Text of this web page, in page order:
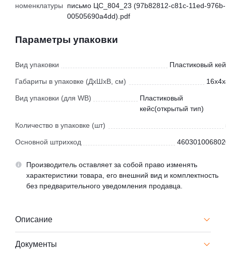
номенклатуры
письмо ЦС_804_23 (97b82812-c81c-11ed-976b-
00505690a4dd).pdf
Параметры упаковки
Вид упаковки Пластиковый
Габариты в упаковке (ДхШхВ, см)
Вид упаковки (для WB)
Пластиковый
кейс(открытый тип)
Количество в упаковке (шт)
Основной штрихкод
Производитель оставляет за собой право изменять
характеристики товара, его внешний вид и комплектность
без предварительного уведомления продавца.
Описание
Документы